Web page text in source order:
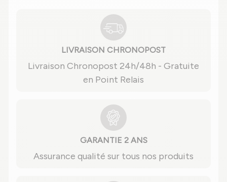
LIVRAISON CHRONOPOST
Livraison Chronopost 24h/48h - Gratuite
en Point Relais
GARANTIE 2 ANS
Assurance qualité sur tous nos produits